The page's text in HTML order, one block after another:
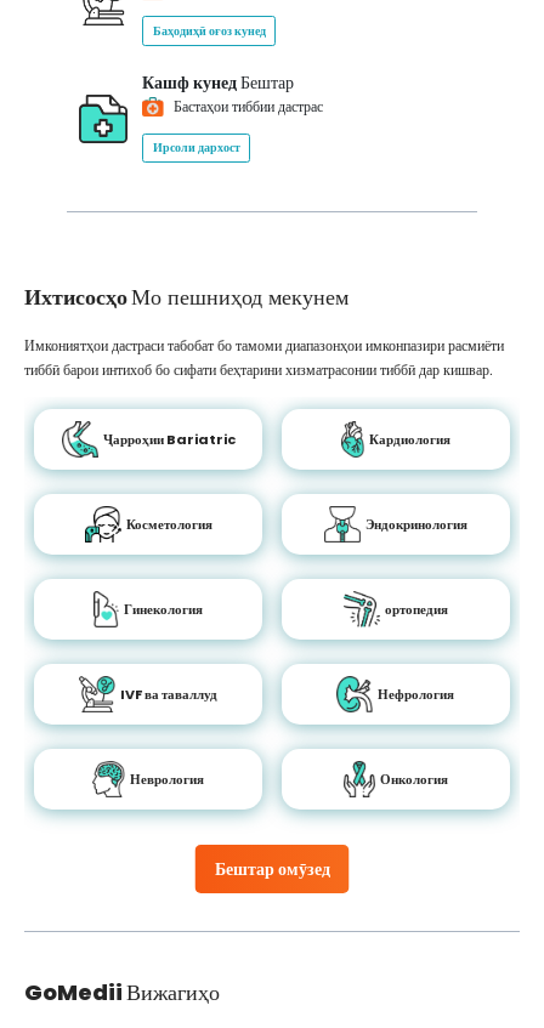
Баҳодиҳӣ оғоз кунед
Кашф кунедБештар
Бастаҳои тиббии дастрас
Ирсоли дархост
ИхтисосҳоМо пешниҳод мекунем
Бештар омӯзед
Имкониятҳои дастраси табобат бо тамоми диапазонҳои имконпазири расмиёти
тиббӣ барои интихоб бо сифати беҳтарини хизматрасонии тиббӣ дар кишвар.
Ҷарроҳии Bariatric Кардиология
Косметология Эндокринология
Гинекология ортопедия
IVF ва таваллуд Нефрология
Неврология Онкология
GoMediiВижагиҳо